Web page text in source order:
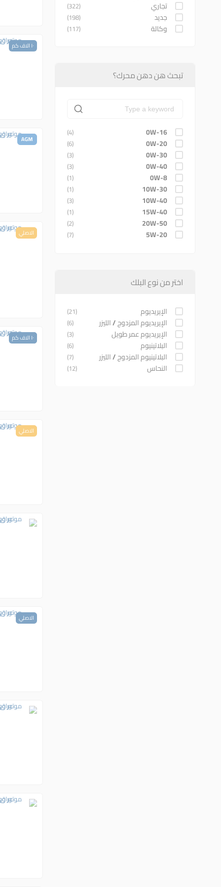
تجاري (322)
جديد (198)
وكالة (117)
تبحث هن دهن محرك؟
0W-16
(4)
0W-20
(6)
0W-30
(3)
0W-40
(3)
0W-8
(1)
10W-30
(1)
10W-40
(3)
15W-40
(1)
20W-50
(2)
5W-20
(7)
اختر من نوع البلك
الإيريديوم (21)
الإيريديوم المزدوج / الليزر (6)
الإيريديوم عمر طويل (3)
البلاتينيوم (6)
البلاتينيوم المزدوج / الليزر (7)
النحاس (12)
١٠ الاف كم
AGM
الاصلي
ضمان١٠ الاف كم
الاصلي
الاصلي